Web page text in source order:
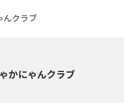
かにゃんクラブ